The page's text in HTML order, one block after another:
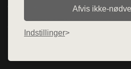
Afvis
Indstillinger
diverse webshops. Der sælges ikke
henviser til de shops, som sælger
varerne på lager.